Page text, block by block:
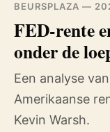
BEURSPLAZA —
FED-rente
onder de
Een analyse
Amerikaanse
Kevin Warsh.